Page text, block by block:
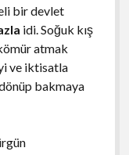
bir devlet
idi. Soğuk kış
atmak
ve iktisatla
bakmaya